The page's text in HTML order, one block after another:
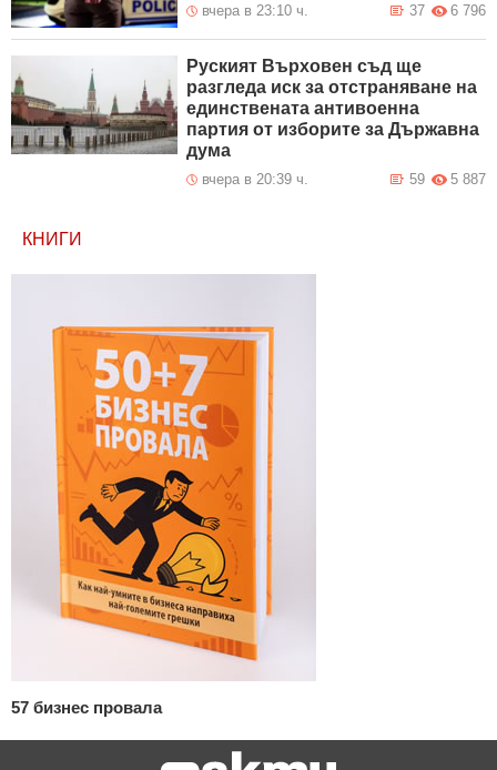
вчера в 23:10 ч. 6 796
37
Руският Върховен съд ще
разгледа иск за отстраняване на
единствената антивоенна
партия от изборите за Държавна
дума
вчера в 20:39 ч. 5 887
59
КНИГИ
57 бизнес провала